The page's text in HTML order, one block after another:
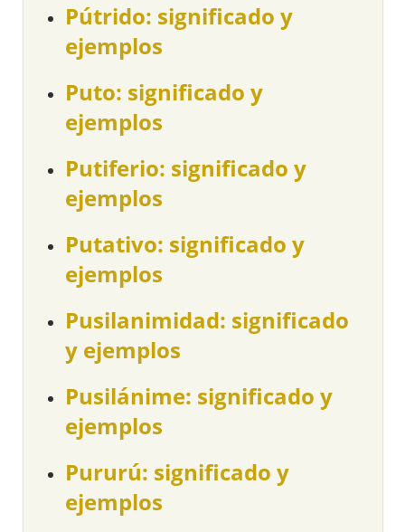
Pútrido: significado y
ejemplos
Puto: significado y
ejemplos
Putiferio: significado y
ejemplos
Putativo: significado y
ejemplos
Pusilanimidad: significado
y ejemplos
Pusilánime: significado y
ejemplos
Pururú: significado y
ejemplos